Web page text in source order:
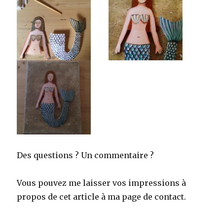
Des questions ? Un commentaire ?
Vous pouvez me laisser vos impressions à
propos de cet article à ma page de contact.